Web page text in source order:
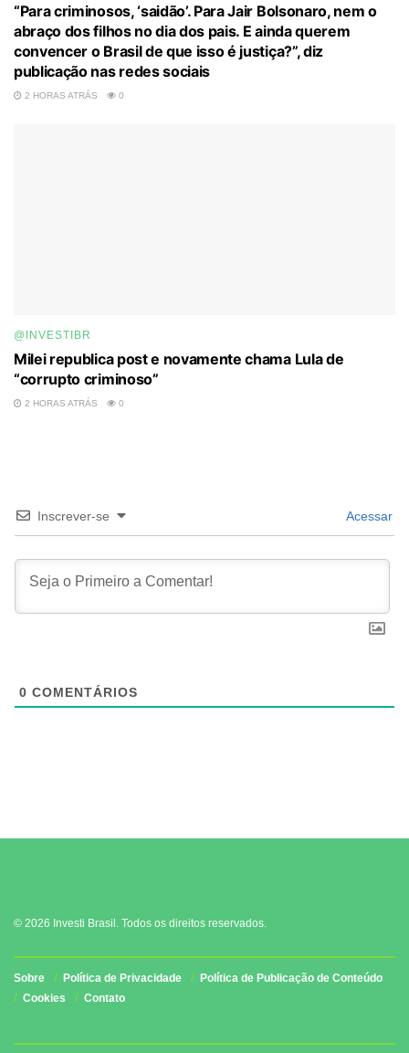
“Para criminosos, ‘saidão’. Para Jair Bolsonaro, nem o
abraço dos filhos no dia dos pais. E ainda querem
convencer o Brasil de que isso é justiça?”, diz
publicação nas redes sociais
2 HORAS ATRÁS 0
@INVESTIBR
Milei republica post e novamente chama Lula de
“corrupto criminoso”
2 HORAS ATRÁS 0
Inscrever-se Acessar
0 COMENTÁRIOS
© 2026 Investi Brasil. Todos os direitos reservados.
Sobre Política de Privacidade
Política de Publicação de Conteúdo
Cookies
Contato